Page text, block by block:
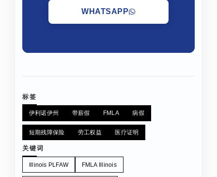
WHATSAPP
标签
伊利诺伊州 带薪假 FMLA 病假
短期残障保险 劳工权益 医疗证明
关键词
Illinois PLFAW FMLA Illinois